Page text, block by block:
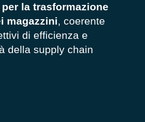
la trasformazione
magazzini, coerente
di efficienza e
della supply chain